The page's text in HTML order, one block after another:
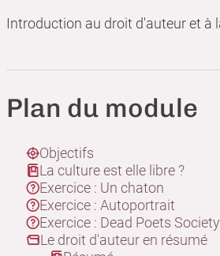
Plan du module
Objectifs
La culture est elle libre ?
Exercice : Un chaton
Exercice : Autoportrait
Exercice : Dead Poets Society
Le droit d'auteur en résumé